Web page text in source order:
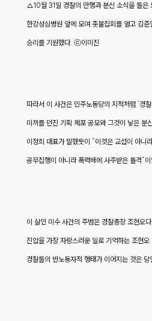
△10월 31일 경찰의 만행과 분신 소식을 들은
한강성심병원 앞에 모여 촛불집회를 열고 김
승리를 기원했다. ⓒ이미진
따라서 이 사건은 민주노동당의 지적처럼 ‘경
미끼를 던진 기획 체포 공모와 그것이 낳은 분
이정희 대표가 말했듯이 “이것은 교섭이 아니
공무집행이 아니라 폭력배에 사주받은 돌격”
이 살인 미수 사건의 주범은 경찰총장 조현오
진압을 가장 자랑스러운 일로 기억하는 조현
경찰들의 반노동자적 행태가 이어지는 것은 당